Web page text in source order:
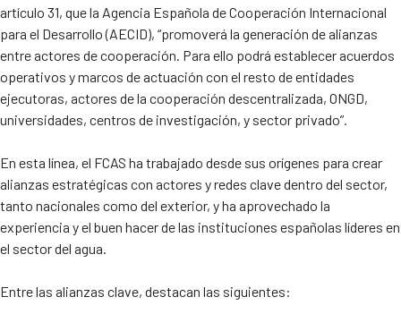
artículo 31, que la Agencia Española de Cooperación Internacional
para el Desarrollo (AECID), “promoverá la generación de alianzas
entre actores de cooperación. Para ello podrá establecer acuerdos
operativos y marcos de actuación con el resto de entidades
ejecutoras, actores de la cooperación descentralizada, ONGD,
universidades, centros de investigación, y sector privado”.
En esta línea, el FCAS ha trabajado desde sus orígenes para crear
alianzas estratégicas con actores y redes clave dentro del sector,
tanto nacionales como del exterior, y ha aprovechado la
experiencia y el buen hacer de las instituciones españolas líderes en
el sector del agua.
Entre las alianzas clave, destacan las siguientes: